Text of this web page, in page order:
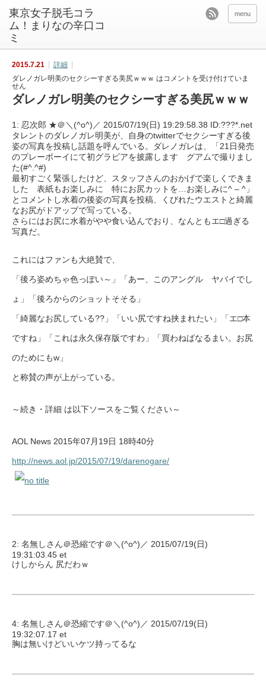
東京女子脱毛コラ
ム！まりなの辛口コ
ミ
menu
2015.7.21
詳細
ダレノガレ明美のセクシーすぎる美尻ｗｗｗ はコメントを受け付けていま
せん
ダレノガレ明美のセクシーすぎる美尻ｗｗｗ
1: 忍次郎 ★＠＼(^o^)／ 2015/07/19(日) 19:29:58.38 ID:???*.net
タレントのダレノガレ明美が、自身のtwitterでセクシーすぎる後
姿の写真を投稿し話題を呼んでいる。ダレノガレは、「21日発売
のプレーボーイにて初グラビアを披露します グアムで撮りまし
た(#^.^#)
最初すごく緊張したけど、スタッフさんのおかげで楽しくできま
した 表紙もお楽しみに 特にお尻カットを…お楽しみに^ – ^」
とコメントし水着の後姿の写真を投稿、くびれたウエストと綺麗
なお尻がドアップで写っている。
さらにはお尻に水着がやや食い込んでおり、なんともエ□過ぎる
写真だ。
これにはファンも大絶賛で、
「後ろ姿めちゃ色っぽい～」「あー、このアングル ヤバイでし
ょ」「後ろからのショットそそる」
「綺麗なお尻している??」「いい尻ですね挟まれたい」「エ□本
ですね」「これは永久保存版ですわ」「買わねばなるまい。お尻
のためにもw」
と称賛の声が上がっている。
～続き・詳細 は以下ソースをご覧ください～
AOL News 2015年07月19日 18時40分
http://news.aol.jp/2015/07/19/darenogare/
2: 名無しさん＠恐縮です＠＼(^o^)／ 2015/07/19(日)
19:31:03.45 et
けしからん 尻だわｗ
4: 名無しさん＠恐縮です＠＼(^o^)／ 2015/07/19(日)
19:32:07.17 et
胸は無いけどいいケツ持ってるな